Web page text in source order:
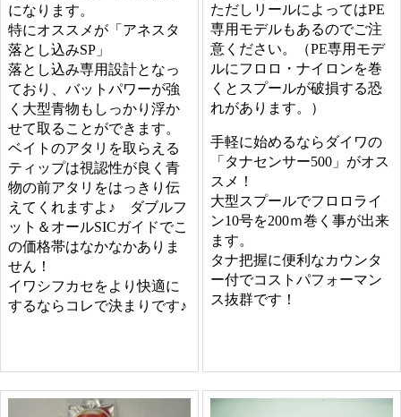
になります。
特にオススメが「アネスタ
落とし込みSP」
落とし込み専用設計となっ
ており、バットパワーが強
く大型青物もしっかり浮か
せて取ることができます。
ベイトのアタリを取らえる
ティップは視認性が良く青
物の前アタリをはっきり伝
えてくれますよ♪ ダブルフ
ット＆オールSICガイドでこ
の価格帯はなかなかありま
せん！
イワシフカセをより快適に
するならコレで決まりです♪
ただしリールによってはPE
専用モデルもあるのでご注
意ください。（PE専用モデ
ルにフロロ・ナイロンを巻
くとスプールが破損する恐
れがあります。）
手軽に始めるならダイワの
「タナセンサー500」がオス
スメ！
大型スプールでフロロライ
ン10号を200ｍ巻く事が出来
ます。
タナ把握に便利なカウンタ
ー付でコストパフォーマン
ス抜群です！